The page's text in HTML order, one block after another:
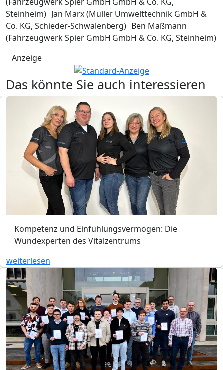
(Fahrzeugwerk Spier GmbH GmbH & Co. KG,
Steinheim) Jan Marx (Müller Umwelttechnik GmbH &
Co. KG, Schieder-Schwalenberg) Ben Maßmann
(Fahrzeugwerk Spier GmbH GmbH & Co. KG, Steinheim)
Anzeige
Das könnte Sie auch interessieren
Kompetenz und Einfühlungsvermögen: Die
Wundexperten des Vitalzentrums
weiterlesen